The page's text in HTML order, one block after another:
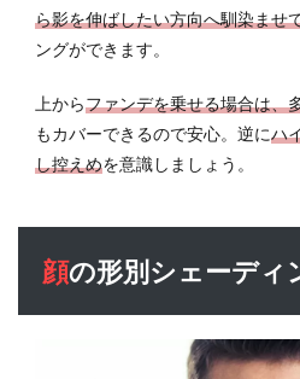
ら影を伸ばしたい方向へ馴染ませ
ングができます。
上からファンデを乗せる場合は、
もカバーできるので安心。逆にハ
し控えめを意識しましょう。
顔の形別シェーデ